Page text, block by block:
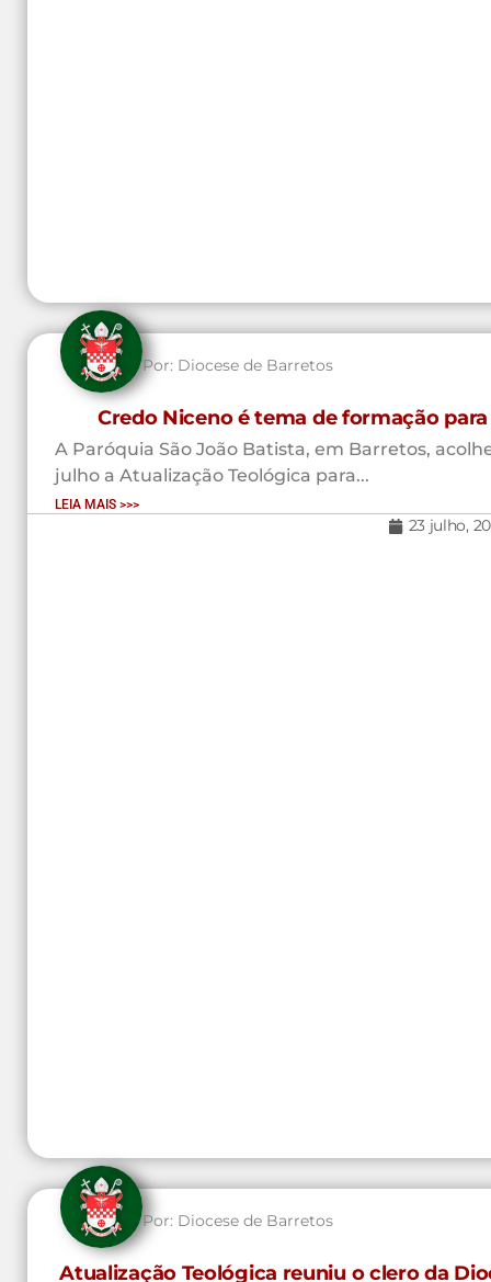
Por: Diocese de Barretos
Credo Niceno é tema de formação
A Paróquia São João Batista, em Barretos,
julho a Atualização Teológica para...
LEIA MAIS >>>
23 julho,
Por: Diocese de Barretos
Atualização Teológica reuniu o clero da